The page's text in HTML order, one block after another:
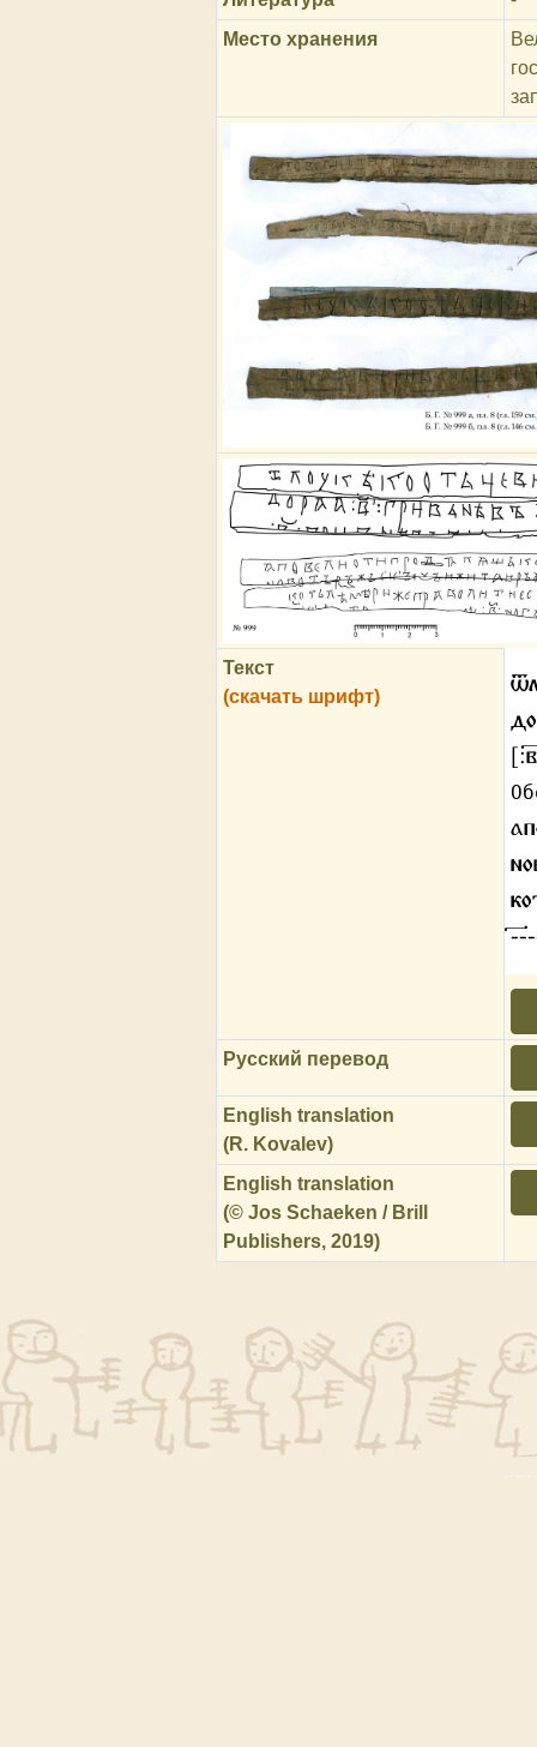
Место хранения
Текст
(скачать шрифт)
-҃
Русский перевод
English translation
(R. Kovalev)
English translation
(© Jos Schaeken / Brill
Publishers, 2019)